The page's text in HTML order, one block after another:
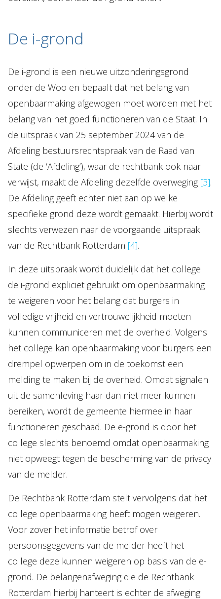
De i-grond
De i-grond is een nieuwe uitzonderingsgrond
onder de Woo en bepaalt dat het belang van
openbaarmaking afgewogen moet worden met het
belang van het goed functioneren van de Staat. In
de uitspraak van 25 september 2024 van de
Afdeling bestuursrechtspraak van de Raad van
State (de ‘Afdeling’), waar de rechtbank ook naar
verwijst, maakt de Afdeling dezelfde overweging [3].
De Afdeling geeft echter niet aan op welke
specifieke grond deze wordt gemaakt. Hierbij wordt
slechts verwezen naar de voorgaande uitspraak
van de Rechtbank Rotterdam [4].
In deze uitspraak wordt duidelijk dat het college
de i-grond expliciet gebruikt om openbaarmaking
te weigeren voor het belang dat burgers in
volledige vrijheid en vertrouwelijkheid moeten
kunnen communiceren met de overheid. Volgens
het college kan openbaarmaking voor burgers een
drempel opwerpen om in de toekomst een
melding te maken bij de overheid. Omdat signalen
uit de samenleving haar dan niet meer kunnen
bereiken, wordt de gemeente hiermee in haar
functioneren geschaad. De e-grond is door het
college slechts benoemd omdat openbaarmaking
niet opweegt tegen de bescherming van de privacy
van de melder.
De Rechtbank Rotterdam stelt vervolgens dat het
college openbaarmaking heeft mogen weigeren.
Voor zover het informatie betrof over
persoonsgegevens van de melder heeft het
college deze kunnen weigeren op basis van de e-
grond. De belangenafweging die de Rechtbank
Rotterdam hierbij hanteert is echter de afweging